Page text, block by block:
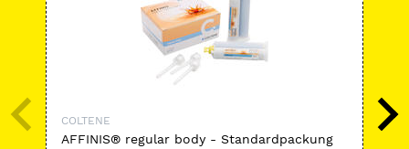
COLTENE
AFFINIS® regular body - Standardpackung